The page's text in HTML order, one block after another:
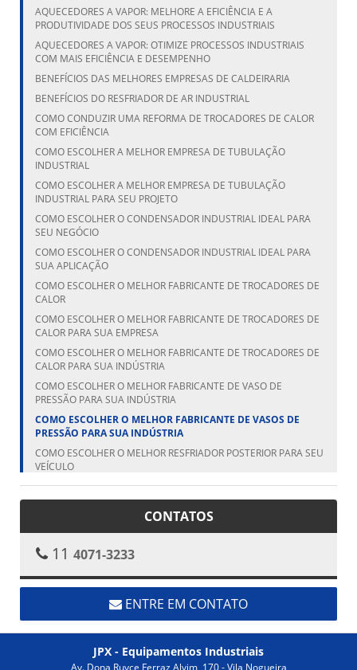
AQUECEDORES A VAPOR: MELHORE A EFICIÊNCIA E A
PRODUTIVIDADE DOS SEUS PROCESSOS INDUSTRIAIS
AQUECEDORES A VAPOR: OTIMIZE PROCESSOS INDUSTRIAIS
COM MAIS EFICIÊNCIA E DESEMPENHO
BENEFÍCIOS DAS MELHORES EMPRESAS DE CALDEIRARIA
BENEFÍCIOS DO RESFRIADOR DE AR INDUSTRIAL
COMO CONDUZIR UMA REFORMA DE TROCADORES DE CALOR
COM EFICIÊNCIA
COMO ESCOLHER A MELHOR EMPRESA DE TUBULAÇÃO
INDUSTRIAL
COMO ESCOLHER A MELHOR EMPRESA DE TUBULAÇÃO
INDUSTRIAL PARA SEU PROJETO
COMO ESCOLHER O CONDENSADOR INDUSTRIAL IDEAL PARA
SEU NEGÓCIO
COMO ESCOLHER O CONDENSADOR INDUSTRIAL IDEAL PARA
SUA APLICAÇÃO
COMO ESCOLHER O MELHOR FABRICANTE DE TROCADORES DE
CALOR
COMO ESCOLHER O MELHOR FABRICANTE DE TROCADORES DE
CALOR PARA SUA EMPRESA
COMO ESCOLHER O MELHOR FABRICANTE DE TROCADORES DE
CALOR PARA SUA INDÚSTRIA
COMO ESCOLHER O MELHOR FABRICANTE DE VASO DE
PRESSÃO PARA SUA INDÚSTRIA
COMO ESCOLHER O MELHOR FABRICANTE DE VASOS DE
PRESSÃO PARA SUA INDÚSTRIA
COMO ESCOLHER O MELHOR RESFRIADOR POSTERIOR PARA SEU
VEÍCULO
COMO ESCOLHER O MELHOR RESFRIADOR POSTERIOR PARA SEU
VEÍCULO
COMO ESCOLHER O MELHOR VASO DE PRESSÃO FABRICANTE
PARA SUA NECESSIDADE
COMO ESCOLHER O TANQUE CILÍNDRICO VERTICAL IDEAL PARA
COMO ESCOLHER O TANQUE VERTICAL IDEAL PARA SUA
COMO ESCOLHER O TROCADOR DE CALOR ALETADO IDEAL
PARA SUA INDÚSTRIA
COMO ESCOLHER O TROCADOR DE CALOR ALETADO IDEAL
CONTATOS
11 4071-3233
ENTRE EM CONTATO
JPX - Equipamentos Industriais